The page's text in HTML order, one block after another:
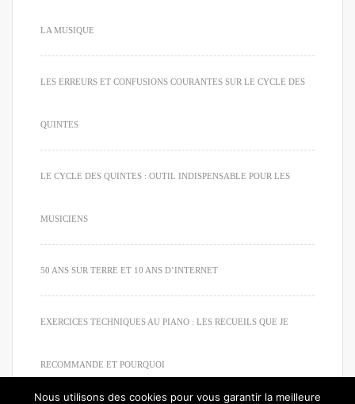
LA MUSIQUE
LES ERREURS ET CONFUSIONS COURANTES SUR LE CYCLE DES
QUINTES
LE CYCLE DES QUINTES : OUTIL INDISPENSABLE POUR LES
MUSICIENS
50 ANS SUR TERRE ET 10 ANS D’INTERNET
EXERCICES TECHNIQUES AU PIANO : LES RECUEILS QUE JE
RECOMMANDE ET POURQUOI
Nous utilisons des cookies pour vous garantir la meilleure